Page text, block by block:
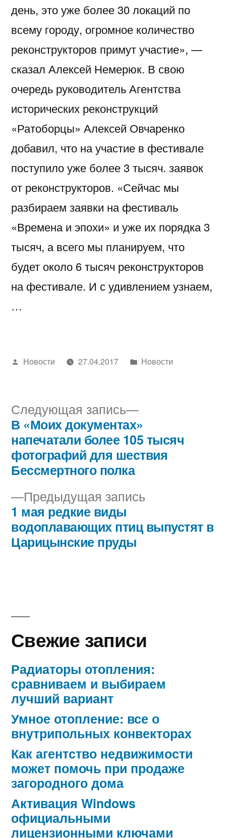
день, это уже более 30 локаций по
всему городу, огромное количество
реконструкторов примут участие», —
сказал Алексей Немерюк. В свою
очередь руководитель Агентства
исторических реконструкций
«Ратоборцы» Алексей Овчаренко
добавил, что на участие в фестивале
поступило уже более 3 тысяч. заявок
от реконструкторов. «Сейчас мы
разбираем заявки на фестиваль
«Времена и эпохи» и уже их порядка 3
тысяч, а всего мы планируем, что
будет около 6 тысяч реконструкторов
на фестивале. И с удивлением узнаем,
…
Написано
Новости 27.04.2017
Написано
Новости
Навигация
по
записям
Предыдущая запись
1 мая редкие виды
водоплавающих птиц выпустят в
Царицынские пруды
Следующая запись
Следующая
запись:
В «Моих документах»
напечатали более 105 тысяч
фотографий для шествия
Бессмертного полка
Свежие записи
Радиаторы отопления:
сравниваем и выбираем
лучший вариант
Умное отопление: все о
внутрипольных конвекторах
Как агентство недвижимости
может помочь при продаже
загородного дома
Активация Windows
официальными
лицензионными ключами